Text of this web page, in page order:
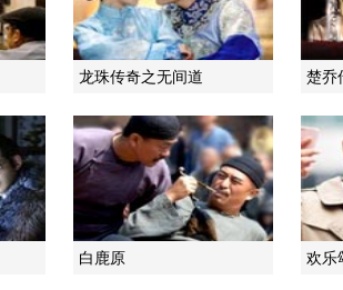
龙珠传奇之无间道 楚乔
白鹿原 欢乐